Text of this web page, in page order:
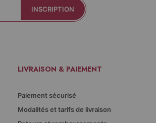
INSCRIPTION
LIVRAISON & PAIEMENT
Paiement sécurisé
Modalités et tarifs de livraison